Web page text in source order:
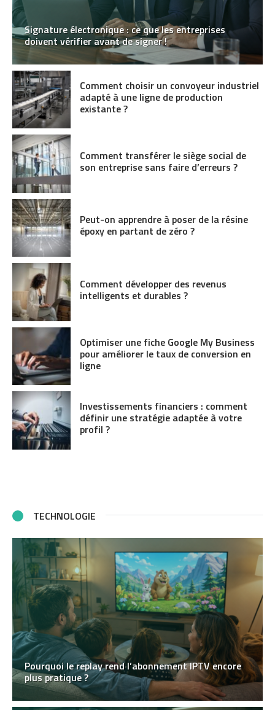
Signature électronique : ce que les entreprises
doivent vérifier avant de signer !
Comment choisir un convoyeur industriel
adapté à une ligne de production
existante ?
Comment transférer le siège social de
son entreprise sans faire d’erreurs ?
Peut-on apprendre à poser de la résine
époxy en partant de zéro ?
Comment développer des revenus
intelligents et durables ?
Optimiser une fiche Google My Business
pour améliorer le taux de conversion en
ligne
Investissements financiers : comment
définir une stratégie adaptée à votre
profil ?
TECHNOLOGIE
Pourquoi le replay rend l’abonnement IPTV encore
plus pratique ?